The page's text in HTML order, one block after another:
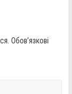
Обов’язкові